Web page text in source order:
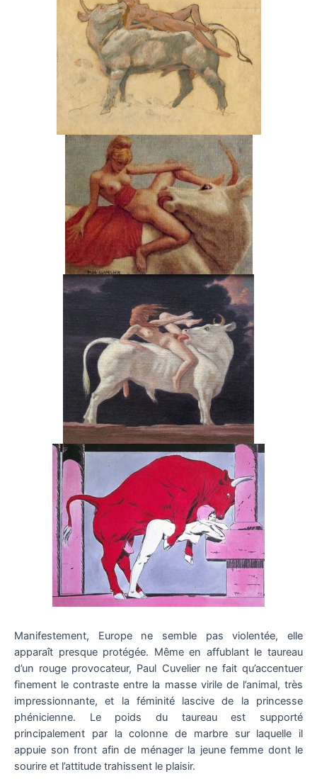
Manifestement, Europe ne semble pas violentée, elle
apparaît presque protégée. Même en affublant le taureau
d’un rouge provocateur, Paul Cuvelier ne fait qu’accentuer
finement le contraste entre la masse virile de l’animal, très
impressionnante, et la féminité lascive de la princesse
phénicienne. Le poids du taureau est supporté
principalement par la colonne de marbre sur laquelle il
appuie son front afin de ménager la jeune femme dont le
sourire et l’attitude trahissent le plaisir.